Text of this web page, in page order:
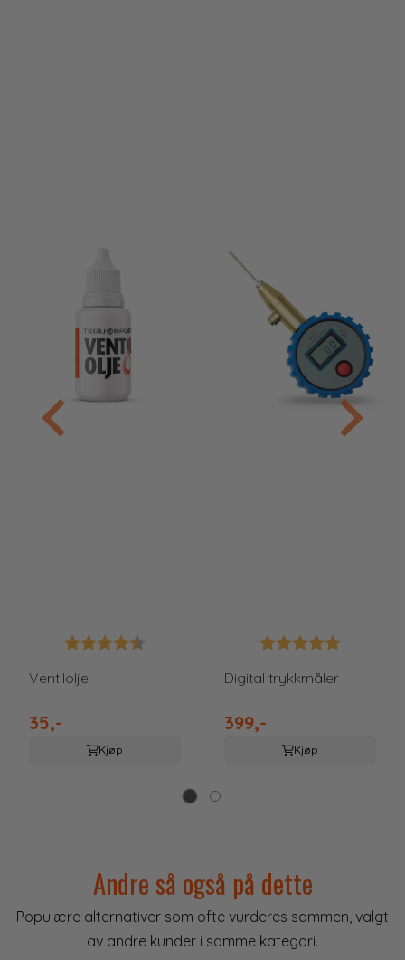
Karakter:
Ventilolje
35,-
Kjøp
Karakter:
Digital trykkmåler
399,-
Kjøp
Andre så også på dette
Populære alternativer som ofte vurderes sammen, valgt
av andre kunder i samme kategori.